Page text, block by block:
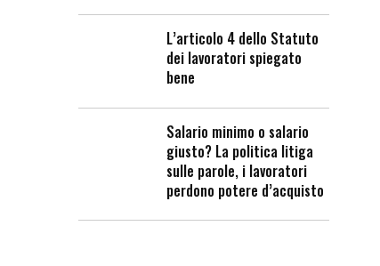
L’articolo 4 dello Statuto
dei lavoratori spiegato
bene
Salario minimo o salario
giusto? La politica litiga
sulle parole, i lavoratori
perdono potere d’acquisto